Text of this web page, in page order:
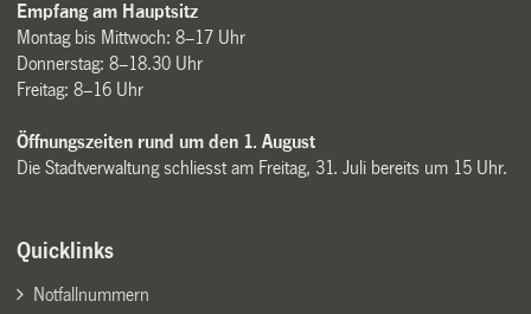
Empfang am Hauptsitz
Montag bis Mittwoch: 8–17 Uhr
Donnerstag: 8–18.30 Uhr
Freitag: 8–16 Uhr
Öffnungszeiten rund um den 1. August
Die Stadtverwaltung schliesst am Freitag, 31. Juli bereits um 15 Uhr.
Quicklinks
Notfallnummern